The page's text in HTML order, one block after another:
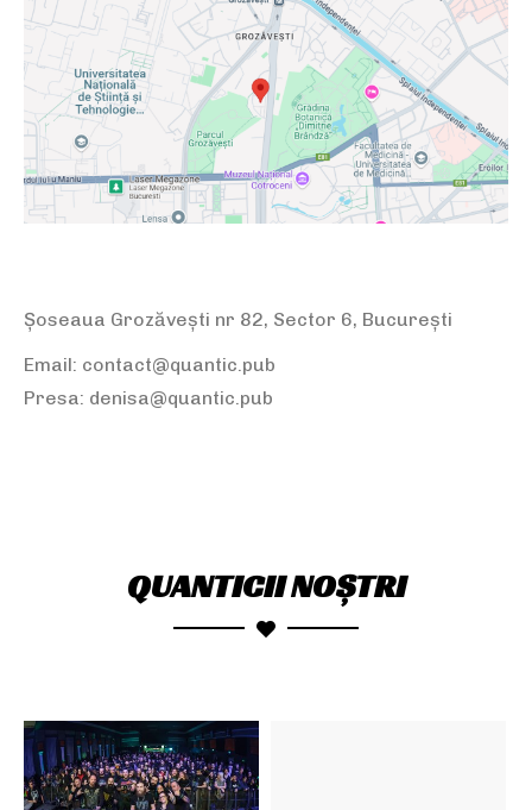
Șoseaua Grozăvești nr 82, Sector 6, București
Email: contact@quantic.pub
Presa: denisa@quantic.pub
QUANTICII NOȘTRI